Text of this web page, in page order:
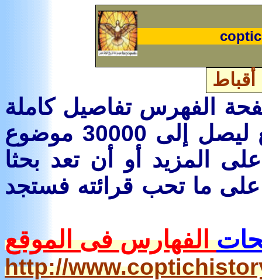
أقباط
الفهرس تفاصيل كاملة
لباقى الموضوعات وصمم الموقع ليصل إلى 30000 موضوع
المزيد أو أن تعد بحثا
ما تحب قرائته فستجد
الفهارس فى الموقع
http://